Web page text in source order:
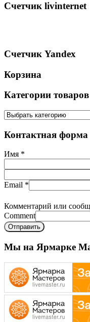
Счетчик livinternet
Счетчик Yandex
Корзина
Категории товаров
Контактная форма
Имя *
Email *
Комментарий или
Comment
Отправить
Мы на Ярмарке